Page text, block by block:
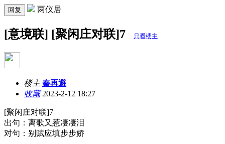
回复 两仪居
[意境联] [聚闲庄对联]7 只看楼主
楼主 秦再避
收藏2023-2-12 18:27
[聚闲庄对联]7
出句：离歌又惹凄凄泪
对句：别赋应填步步娇